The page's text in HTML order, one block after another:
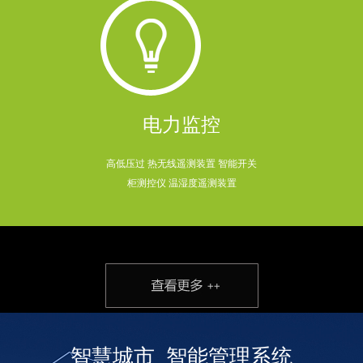
电力监控
高低压过 热无线遥测装置 智能开关
柜测控仪 温湿度遥测装置
智慧城市 智能管理系统